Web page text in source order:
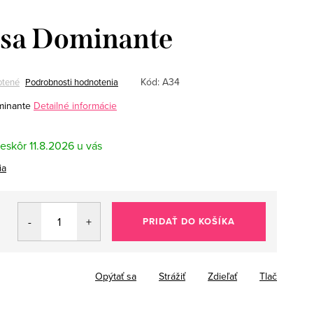
Dominante
Podrobnosti hodnotenia Kód: A34
Detailné informácie
11.8.2026
PRIDAŤ DO KOŠÍKA
Tlač
Opýtať sa Strážiť Zdieľať